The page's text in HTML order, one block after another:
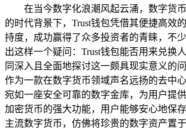
在当今数字化浪潮风起云涌，数字货
的时代背景下，Trust钱包凭借其便捷高效
持度，成功赢得了众多投资者的青睐，不
出这样一个疑问：Trust钱包能否用来兑换
同深入且全面地探讨这一颇具现实意义的问
作为一款在数字货币领域声名远扬的去中
宛如一座安全可靠的数字金库，为用户提
加密货币的强大功能，用户能够安心地保存
主流数字货币，仿佛将珍贵的数字资产置